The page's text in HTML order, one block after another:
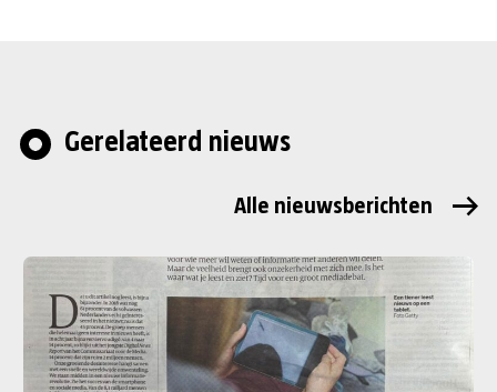
Gerelateerd nieuws
Alle nieuwsberichten